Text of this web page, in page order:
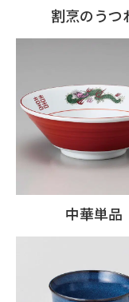
割烹のうつ
中華単品